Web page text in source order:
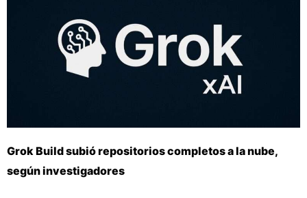
Grok Build subió repositorios completos a la nube,
según investigadores